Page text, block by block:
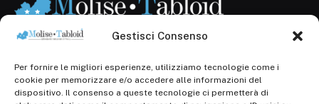
Gestisci Consenso
Per fornire le migliori esperienze, utilizziamo tecnologie come i
cookie per memorizzare e/o accedere alle informazioni del
dispositivo. Il consenso a queste tecnologie ci permetterà di
Registr. presso il Tribunale di Campobasso: 3/2013 del
14.11.2013, Cron. 1254